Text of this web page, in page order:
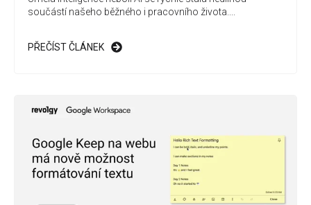
součástí našeho běžného i pracovního života....
PŘEČÍST ČLÁNEK